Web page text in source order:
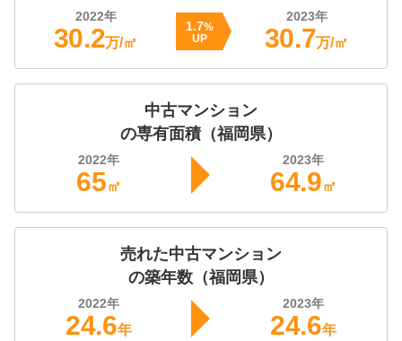
階数:11階 専有面積: 62㎡
万円
日の里団地(1〜68棟)
階数:3階 専有面積:51㎡
株式会社福屋不動産販売 千早店
200万円
2022年
30.2万/㎡
1.7%
UP
2023年
30.7万/㎡
中古マンション
の専有面積（福岡県）
2022年
65㎡
2023年
64.9㎡
売れた中古マンション
の築年数（福岡県）
2022年
24.6年
2023年
24.6年